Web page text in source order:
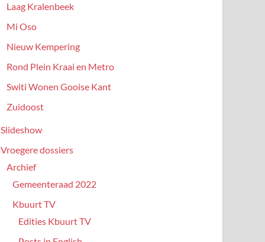
Laag Kralenbeek
Mi Oso
Nieuw Kempering
Rond Plein Kraai en Metro
Switi Wonen Gooise Kant
Zuidoost
Slideshow
Vroegere dossiers
Archief
Gemeenteraad 2022
Kbuurt TV
Edities Kbuurt TV